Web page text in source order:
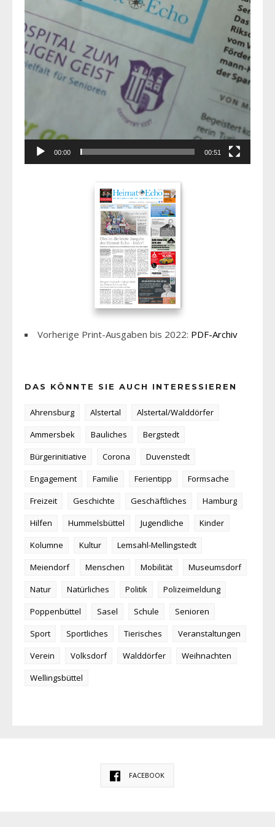
00:00 00:51
Vorherige Print-Ausgaben bis 2022: PDF-Archiv
DAS KÖNNTE SIE AUCH INTERESSIEREN
Ahrensburg Alstertal
Alstertal/Walddörfer
Ammersbek
Bauliches
Bergstedt
Bürgerinitiative
Corona
Duvenstedt
Engagement
Familie Ferientipp
Formsache
Freizeit
Geschichte Geschäftliches
Hamburg
Hilfen
Hummelsbüttel Jugendliche
Kinder
Kolumne
Kultur
Lemsahl-Mellingstedt
Meiendorf
Menschen Mobilität
Museumsdorf
Natur
Natürliches Politik
Polizeimeldung
Poppenbüttel
Sasel Schule
Senioren
Sport
Sportliches Tierisches
Veranstaltungen
Verein
Volksdorf Walddörfer
Weihnachten
Wellingsbüttel
FACEBOOK